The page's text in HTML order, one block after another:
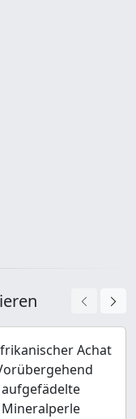
Achat
aufgefädelte
Mineralperle